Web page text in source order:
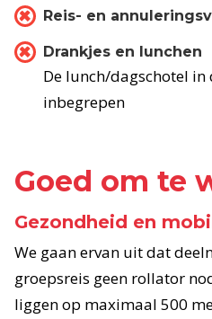
Reis- en
Drankjes en lunchen
De lunch/dagschotel in
inbegrepen
Goed om te
Gezondheid en
We gaan ervan uit dat
groepsreis geen rollator
liggen op maximaal 500